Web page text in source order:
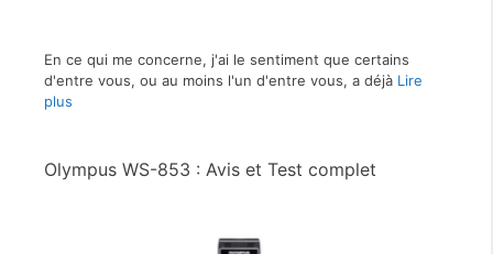
En ce qui me concerne, j'ai le sentiment que certains
d'entre vous, ou au moins l'un d'entre vous, a déjà Lire
plus
Olympus WS-853 : Avis et Test complet